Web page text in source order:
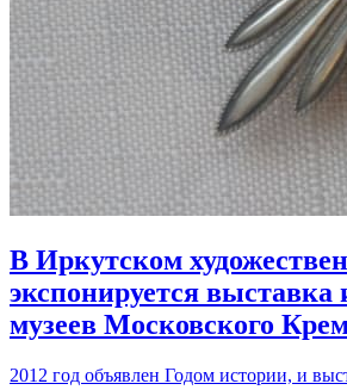
В Иркутском
экспонируется выставка
музеев Московского
2012 год объявлен Годом истории, и